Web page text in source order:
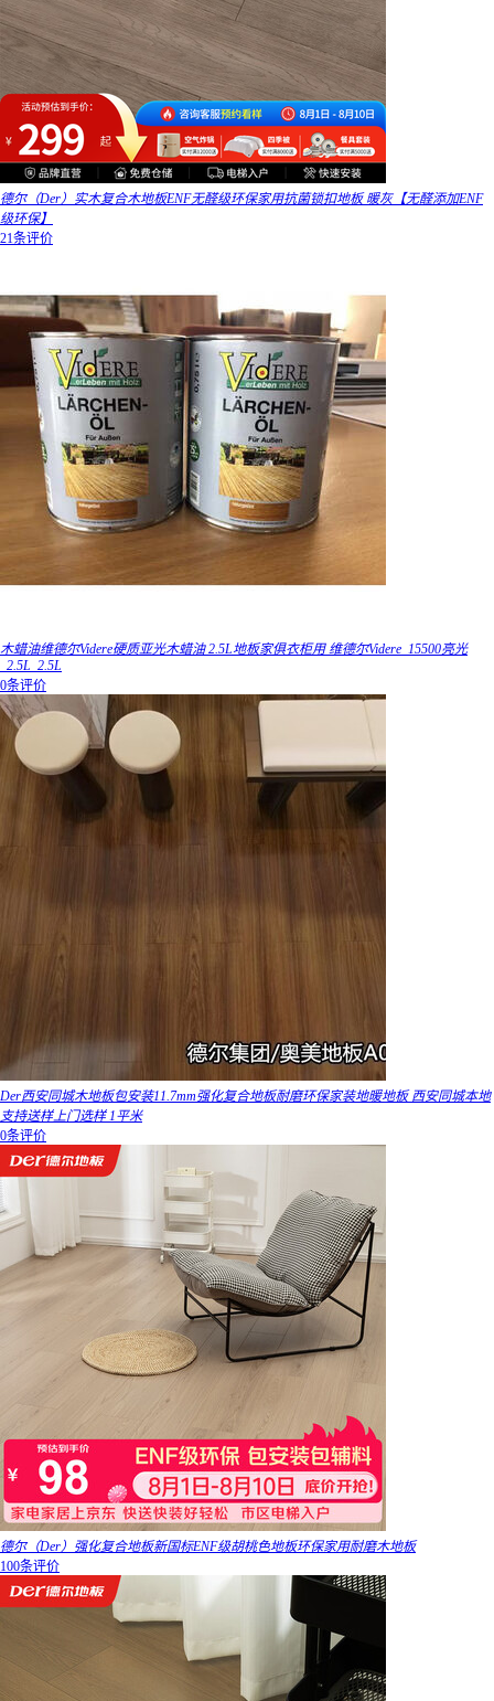
德尔（Der）实木复合木地板ENF无醛级环保家用抗菌锁扣地板 暖灰【无醛添加ENF
级环保】
21条评价
木蜡油维德尔Videre硬质亚光木蜡油 2.5L地板家俱衣柜用 维德尔Videre_15500亮光
_2.5L_2.5L
0条评价
Der西安同城木地板包安装11.7mm强化复合地板耐磨环保家装地暖地板 西安同城本地
支持送样上门选样 1平米
0条评价
德尔（Der）强化复合地板新国标ENF级胡桃色地板环保家用耐磨木地板
100条评价